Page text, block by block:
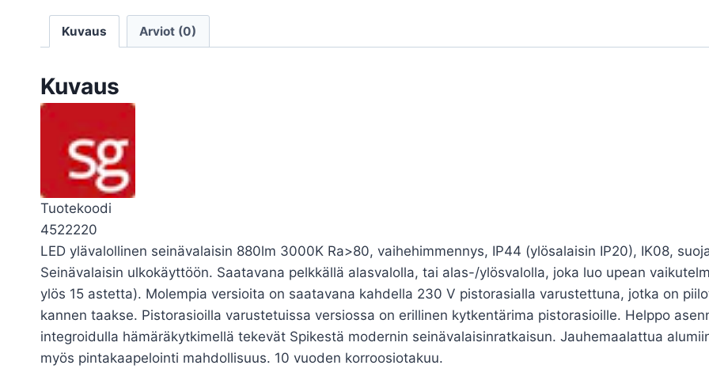
Kuvaus Arviot (0)
Kuvaus
Tuotekoodi
4522220
LED ylävalollinen seinävalaisin 880lm 3000K Ra>80, vaihehimmennys, IP44 (ylösalaisin IP20), IK08,
Seinävalaisin ulkokäyttöön. Saatavana pelkkällä alasvalolla, tai alas-/ylösvalolla, joka luo upean
ylös 15 astetta). Molempia versioita on saatavana kahdella 230 V pistorasialla varustettuna, jotka on
kannen taakse. Pistorasioilla varustetuissa versiossa on erillinen kytkentärima pistorasioille. Helppo
integroidulla hämäräkytkimellä tekevät Spikestä modernin seinävalaisinratkaisun. Jauhemaalattua
myös pintakaapelointi mahdollisuus. 10 vuoden korroosiotakuu.